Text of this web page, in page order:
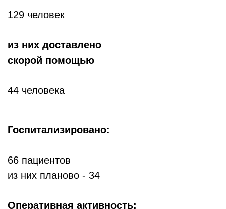
129 человек
из них доставлено
скорой помощью
44 человека
Госпитализировано:
66 пациентов
из них планово - 34
Оперативная активность: